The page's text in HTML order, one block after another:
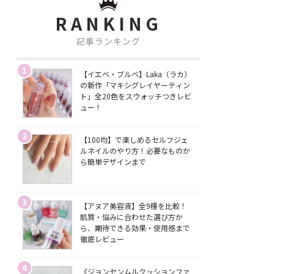
RANKING
記事ランキング
1
【イエベ・ブルベ】Laka（ラカ）
の新作「マキシグレイヤーティン
ト」全20色をスウォッチつきレビ
ュー！
2
【100均】で楽しめるセルフジェ
ルネイルのやり方！必要なものか
ら簡単デザインまで
3
【アヌア美容液】全9種を比較！
肌質・悩みに合わせた選び方か
ら、期待できる効果・使用感まで
徹底レビュー
4
《ジョンセンムルクッションファ